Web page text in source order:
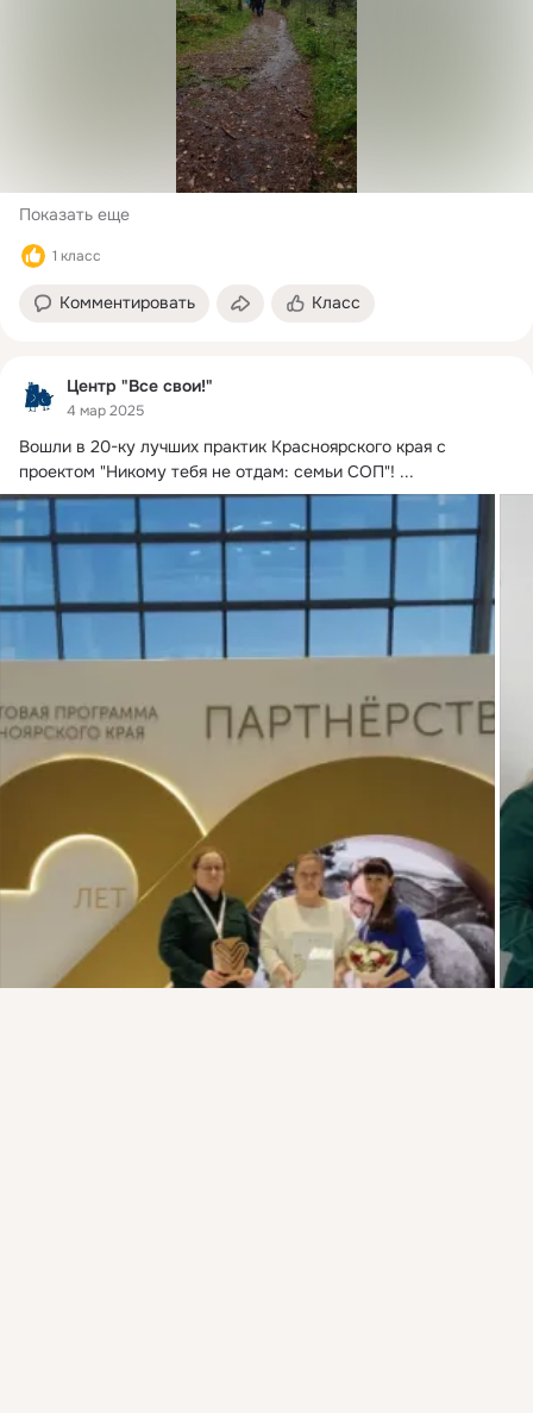
#всесвои_наставничество #наставники #красноярск
#красноярскийкрай #каждомунужендруг *имя изменено
Показать еще
1 класс
Комментировать Класс
Центр "Все свои!"
4 мар 2025
Вошли в 20-ку лучших практик Красноярского края с
проектом "Никому тебя не отдам: семьи СОП"! ...